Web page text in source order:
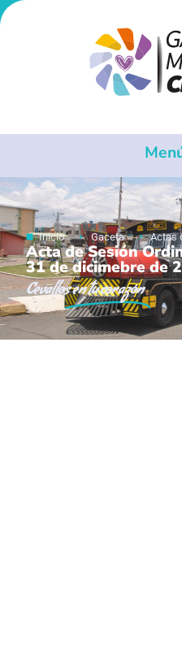
Inicio Gaceta Actas
Acta de Sesión
31 de dicimebre de
Cevallosen tu corazón